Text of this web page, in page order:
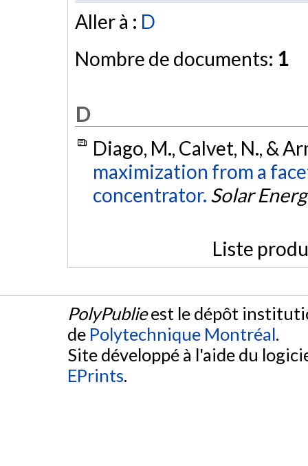
Aller à : D
Nombre de documents: 1
D
Diago, M., Calvet, N., &
maximization from a
concentrator. Solar
Liste
PolyPublieest le dépôt
de Polytechnique Montréal.
Site développé à l'aide du
EPrints.